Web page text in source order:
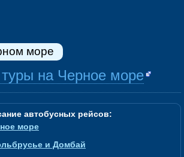
море
на Черное море
автобусных рейсов:
море
и Домбай